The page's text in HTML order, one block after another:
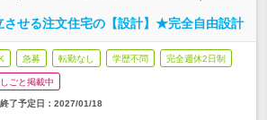
させる注文住宅の【設計】★完全自由設計
急募 転勤なし 学歴不問 完全週休2日制
ごと掲載中
終了予定日： 2027/01/18